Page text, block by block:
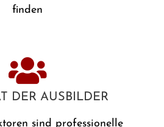
finden
DER AUSBILDER
sind professionelle